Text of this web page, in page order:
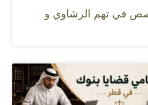
في تهم الرشاوي و